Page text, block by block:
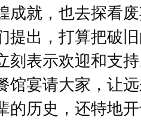
成就，也去探看
提出，打算把破
刻表示欢迎和支
馆宴请大家，让
的历史，还特地